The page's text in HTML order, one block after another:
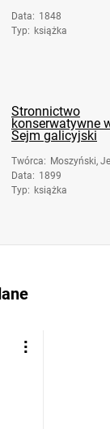
Data: 1848
Typ: książka
Stronnictwo
konserwatywne
Sejm galicyjski
Twórca: Moszyński,
924)
Data: 1899
Typ: książka